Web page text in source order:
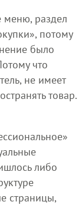
меню, раздел
потому
было
что
не имеет
товар.
либо
страницы,